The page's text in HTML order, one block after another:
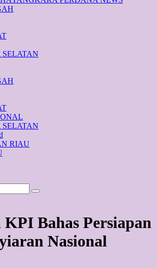
SELATAN
SELATAN
RIAU
Bahas Persiapan
Nasional